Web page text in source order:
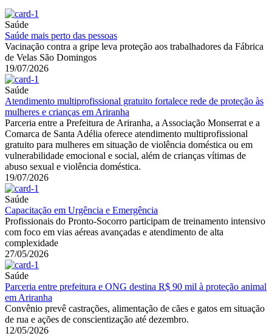
Saúde
Saúde mais perto das pessoas
Vacinação contra a gripe leva proteção aos trabalhadores da Fábrica
de Velas São Domingos
19/07/2026
Saúde
Atendimento multiprofissional gratuito fortalece rede de proteção às
mulheres e crianças em Ariranha
Parceria entre a Prefeitura de Ariranha, a Associação Monserrat e a
Comarca de Santa Adélia oferece atendimento multiprofissional
gratuito para mulheres em situação de violência doméstica ou em
vulnerabilidade emocional e social, além de crianças vítimas de
abuso sexual e violência doméstica.
19/07/2026
Saúde
Capacitação em Urgência e Emergência
Profissionais do Pronto-Socorro participam de treinamento intensivo
com foco em vias aéreas avançadas e atendimento de alta
complexidade
27/05/2026
Saúde
Parceria entre prefeitura e ONG destina R$ 90 mil à proteção animal
em Ariranha
Convênio prevê castrações, alimentação de cães e gatos em situação
de rua e ações de conscientização até dezembro.
12/05/2026